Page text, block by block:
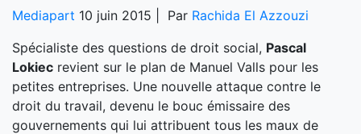
Mediapart 10 juin 2015 | Par Rachida El Azzouzi
Spécialiste des questions de droit social, Pascal
Lokiec revient sur le plan de Manuel Valls pour les
petites entreprises. Une nouvelle attaque contre le
droit du travail, devenu le bouc émissaire des
gouvernements qui lui attribuent tous les maux de